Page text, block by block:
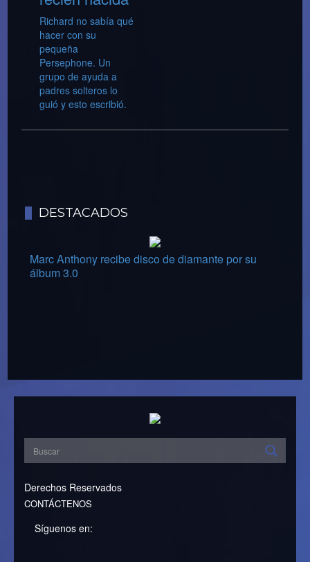
Richard no sabía qué
hacer con su
pequeña
Persephone. Un
grupo de ayuda a
padres solteros lo
guió y esto escribió.
DESTACADOS
Marc Anthony recibe disco de diamante por su
álbum 3.0
Derechos Reservados
CONTÁCTENOS
Síguenos en: